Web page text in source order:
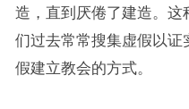
造，直到厌倦了建造。
们过去常常搜集虚假以证
假建立教会的方式。